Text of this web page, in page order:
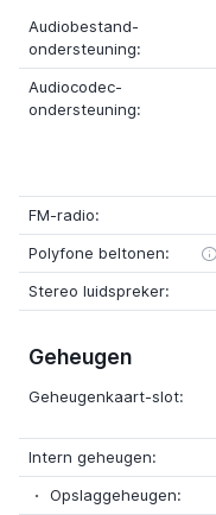
Audiobestand-
ondersteuning:
Audiocodec-
ondersteuning:
FM-radio:
Polyfone beltonen:
Stereo luidspreker:
Geheugen
Geheugenkaart-slot:
Intern geheugen:
Opslaggeheugen: